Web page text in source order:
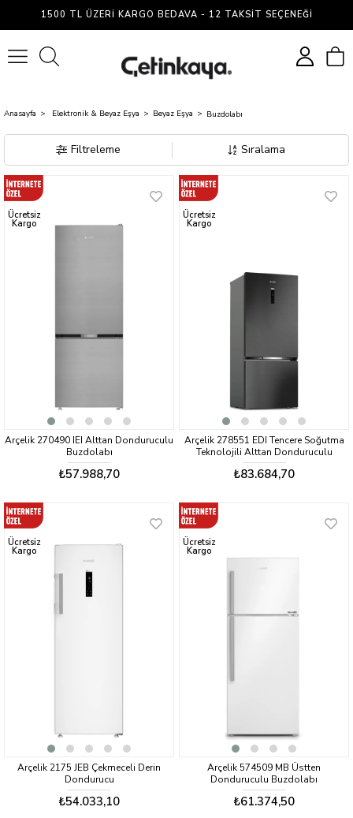
1500 TL ÜZERI KARGO BEDAVA - 12 TAKSIT SEÇENEĞI
Anasayfa Elektronik & Beyaz Eşya Beyaz Eşya Buzdolabı
Filtreleme Sıralama
Arçelik 270490 IEI Alttan Donduruculu
Buzdolabı
₺57.988,70
Ücretsiz
Kargo
Arçelik 278551 EDI Tencere Soğutma
Teknolojili Alttan Donduruculu
Buzdolabı
₺83.684,70
Ücretsiz
Kargo
Arçelik 2175 JEB Çekmeceli Derin
Dondurucu
₺54.033,10
Ücretsiz
Kargo
Arçelik 574509 MB Üstten
Donduruculu Buzdolabı
₺61.374,50
Ücretsiz
Kargo
Buzdolabı